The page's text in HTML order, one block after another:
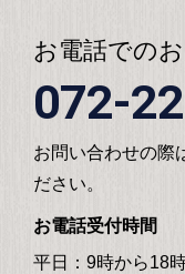
お電話での
072-
お問い合わせの際
ださい。
お電話受付時間
平日：9時から18